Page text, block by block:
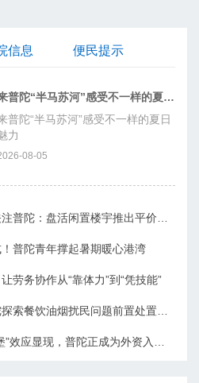
信息 便民提示
来普陀“半马苏河”感受不一样的夏日魅力
普陀“半马苏河”感受不一样的夏日
力
08-05
普陀青年撑起暑期暖心港湾
劳务协作从“靠体力”到“凭技能”